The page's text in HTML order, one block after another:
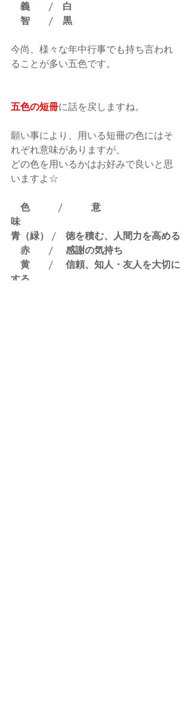
義　　/　白
智　　/　黒
今尚、様々な年中行事でも持ち言われ
ることが多い五色です。
五色の短冊に話を戻しますね。
願い事により、用いる短冊の色にはそ
れぞれ意味がありますが、
どの色を用いるかはお好みで良いと思
いますよ☆
色　　　/　　　意
味
青（緑） /　徳を積む、人間力を高める
赤　　/　 感謝の気持ち
黄　　/　 信頼、知人・友人を大切に
する